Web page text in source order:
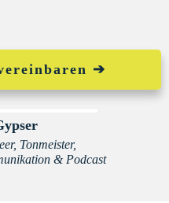
➔
Tonmeister,
& Podcast